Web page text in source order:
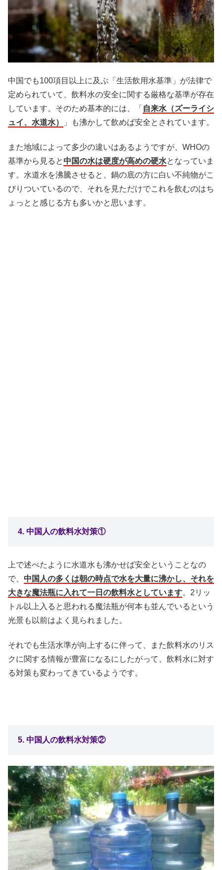
中国でも100項目以上に及ぶ「生活飲用水基準」が法律で
定められていて、飲料水の安全に関する厳格な基準が存在
しています。そのため基本的には、「 自来水（ズーライシ
ュイ、水道水）
」も沸かして飲めば安全とされています。
また地域によって多少の違いはあるようですが、WHOの
基準から見ると 中国の水は硬度が高めの硬水となっていま
す。水道水を沸騰させると、鍋の底の方に白い不純物がこ
びりついているので、それを見ただけでこれを飲むのはち
ょっとと感じる方も多いかと思います。
4. 中国人の飲料水対策①
上で述べたように水道水も沸かせば安全ということなの
で、 中国人の多くは朝の時点で水を大量に沸かし、それを
大きな魔法瓶に入れて一日の飲料水としています。2リッ
トル以上入ると思われる魔法瓶が何本も並んでいるという
光景も以前はよく見られました。
それでも生活水準が向上するに伴って、また飲料水のリス
クに関する情報が豊富になるにしたがって、飲料水に対す
る対策も変わってきているようです。
5. 中国人の飲料水対策②